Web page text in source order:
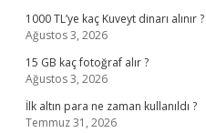
1000 TL’ye kaç Kuveyt dinarı alınır ?
Ağustos 3, 2026
15 GB kaç fotoğraf alır ?
Ağustos 3, 2026
İlk altın para ne zaman kullanıldı ?
Temmuz 31, 2026